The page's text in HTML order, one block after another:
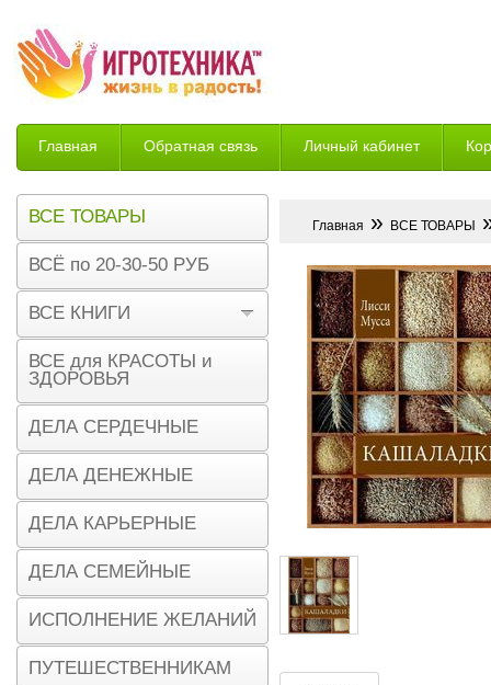
Главная Обратная связь Личный кабинет
Возврат
Главная » ВСЕ ТОВАРЫ
ВСЕ ТОВАРЫ
ВСЁ по 20-30-50 РУБ
ВСЕ КНИГИ
ВСЕ для КРАСОТЫ и
ЗДОРОВЬЯ
ДЕЛА СЕРДЕЧНЫЕ
ДЕЛА ДЕНЕЖНЫЕ
ДЕЛА КАРЬЕРНЫЕ
ДЕЛА СЕМЕЙНЫЕ
ИСПОЛНЕНИЕ ЖЕЛАНИЙ
ПУТЕШЕСТВЕННИКАМ